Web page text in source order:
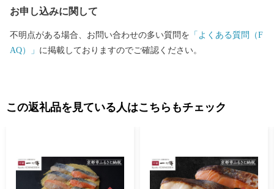
お申し込みに関して
不明点がある場合、お問い合わせの多い質問を 「よくある質問（F
AQ）」 に掲載しておりますのでご確認ください。
この返礼品を見ている人はこちらもチェック